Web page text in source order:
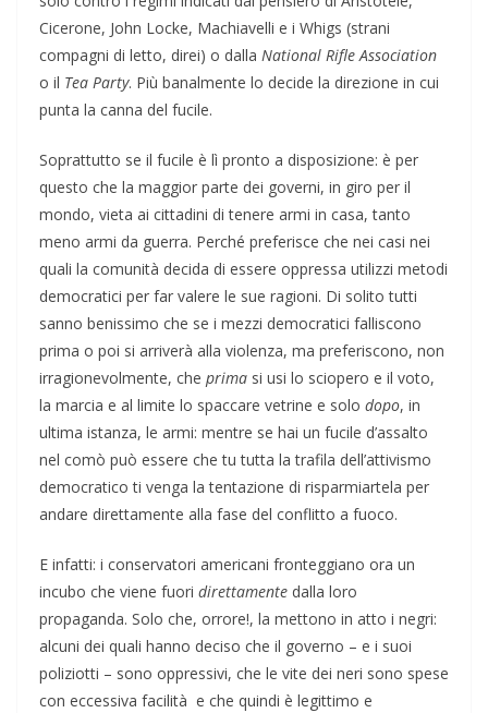
Cicerone, John Locke, Machiavelli e i Whigs (strani
compagni di letto, direi) o dalla National Rifle Association
o il Tea Party. Più banalmente lo decide la direzione in cui
punta la canna del fucile.
Soprattutto se il fucile è lì pronto a disposizione: è per
questo che la maggior parte dei governi, in giro per il
mondo, vieta ai cittadini di tenere armi in casa, tanto
meno armi da guerra. Perché preferisce che nei casi nei
quali la comunità decida di essere oppressa utilizzi metodi
democratici per far valere le sue ragioni. Di solito tutti
sanno benissimo che se i mezzi democratici falliscono
prima o poi si arriverà alla violenza, ma preferiscono, non
irragionevolmente, che prima si usi lo sciopero e il voto,
la marcia e al limite lo spaccare vetrine e solo dopo, in
ultima istanza, le armi: mentre se hai un fucile d’assalto
nel comò può essere che tu tutta la trafila dell’attivismo
democratico ti venga la tentazione di risparmiartela per
andare direttamente alla fase del conflitto a fuoco.
E infatti: i conservatori americani fronteggiano ora un
incubo che viene fuori direttamente dalla loro
propaganda. Solo che, orrore!, la mettono in atto i negri:
alcuni dei quali hanno deciso che il governo – e i suoi
poliziotti – sono oppressivi, che le vite dei neri sono spese
con eccessiva facilità e che quindi è legittimo e